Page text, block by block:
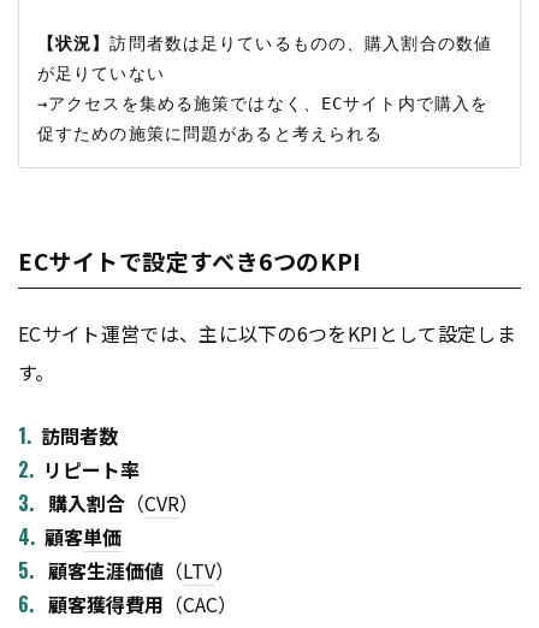
【状況】訪問者数は足りているものの、購入割合の数値
が足りていない
→アクセスを集める施策ではなく、ECサイト内で購入を
ECサイトで設定すべき6つのKPI
ECサイト運営では、主に以下の6つをKPI として設定しま
す。
訪問者数
リピート率
購入割合 （CVR）
顧客単価
顧客生涯価値 （LTV）
顧客獲得費用 （CAC）